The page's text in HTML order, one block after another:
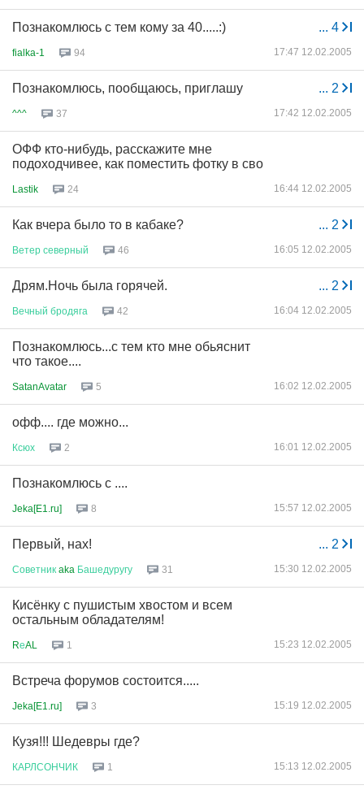
... 4
Познакомлюсь с тем кому за 40.....:)
fialka-1 94 17:47 12.02.2005
... 2
Познакомлюсь, пообщаюсь, приглашу
^^^ 37 17:42 12.02.2005
ОФФ кто-нибудь, расскажите мне
подоходчивее, как поместить фотку в сво
Lastik 24 16:44 12.02.2005
... 2
Как вчера было то в кабаке?
Ветер северный 46 16:05 12.02.2005
... 2
Дрям.Ночь была горячей.
Вечный бродяга 42 16:04 12.02.2005
Познакомлюсь...с тем кто мне обьяснит
что такое....
SatanAvatar 5 16:02 12.02.2005
офф.... где можно...
Ксюх 2 16:01 12.02.2005
Познакомлюсь с ....
Jeka[E1.ru] 8 15:57 12.02.2005
... 2
Первый, нах!
Советник aka Башедуругу 31 15:30 12.02.2005
Кисёнку с пушистым хвостом и всем
остальным обладателям!
RеAL 1 15:23 12.02.2005
Встреча форумов состоится.....
Jeka[E1.ru] 3 15:19 12.02.2005
Кузя!!! Шедевры где?
КАРЛСОНЧИК 1 15:13 12.02.2005